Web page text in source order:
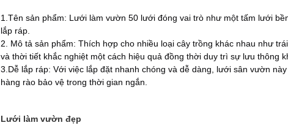
1.Tên sản phẩm: Lưới làm vườn 50 lưới đóng vai trò như một tấm lưới
lắp ráp.
2. Mô tả sản phẩm: Thích hợp cho nhiều loại cây trồng khác nhau như
và thời tiết khắc nghiệt một cách hiệu quả đồng thời duy trì sự lưu thông
3.Dễ lắp ráp: Với việc lắp đặt nhanh chóng và dễ dàng, lưới sân vườn
hàng rào bảo vệ trong thời gian ngắn.
Lưới làm vườn đẹp